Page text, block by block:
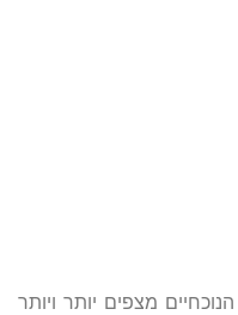
מצפים יותר ויותר